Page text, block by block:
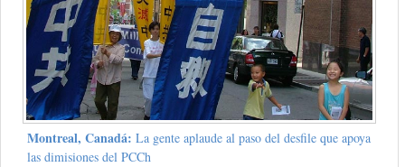
Montreal, Canadá: La gente aplaude al paso del desfile que apoya
las dimisiones del PCCh